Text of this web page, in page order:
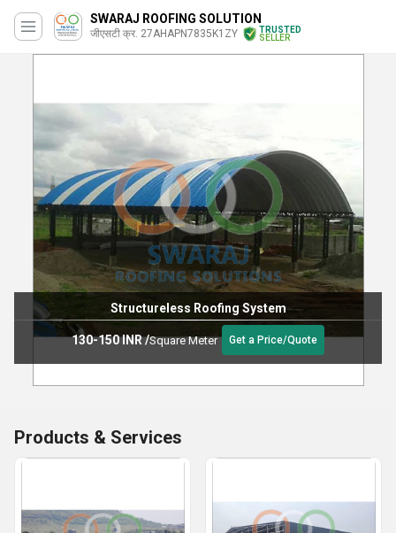
SWARAJ ROOFING SOLUTION
जीएसटी क्र. 27AHAPN7835K1ZY
TRUSTED
SELLER
Structureless Roofing System
130-150 INR/Square Meter Get a Price/Quote
Products & Services